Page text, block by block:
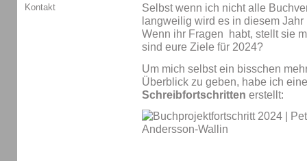
Selbst wenn ich nicht alle
langweilig wird es in diesem Jahr
Wenn ihr Fragen habt, stellt sie
sind eure Ziele für 2024?
Um mich selbst ein bisschen
Überblick zu geben, habe ich
Schreibfortschritten erstellt:
Kontakt